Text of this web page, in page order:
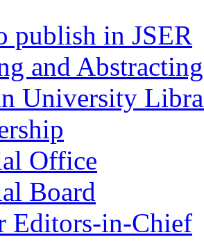
publish in JSER
and Abstracting
University
Office
Board
Editors-in-Chief